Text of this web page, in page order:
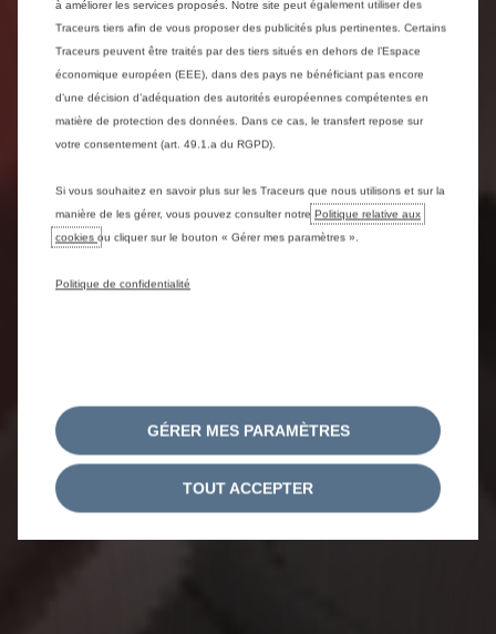
à améliorer les services proposés. Notre site peut également utiliser des
Traceurs tiers afin de vous proposer des publicités plus pertinentes. Certains
Traceurs peuvent être traités par des tiers situés en dehors de l’Espace
économique européen (EEE), dans des pays ne bénéficiant pas encore
d’une décision d’adéquation des autorités européennes compétentes en
matière de protection des données. Dans ce cas, le transfert repose sur
votre consentement (art. 49.1.a du RGPD).
Si vous souhaitez en savoir plus sur les Traceurs que nous utilisons et sur la
manière de les gérer, vous pouvez consulter notre Politique relative aux
cookies ou cliquer sur le bouton « Gérer mes paramètres ».
Politique de confidentialité
GÉRER MES PARAMÈTRES
TOUT ACCEPTER